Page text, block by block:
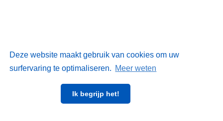
Deze website maakt gebruik van cookies om uw
surfervaring te optimaliseren. Meer weten
Ik begrijp het!